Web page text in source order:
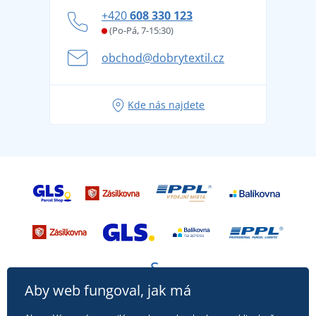
Věrnostní program BONTIS +
Letní dobrodružství začíná balením aneb připravte
se na dovolenou bez starostí
Tipy na svěží outfity pro pohodové léto
+420608 330 123
(Po-Pá, 7-15:30)
obchod@dobrytextil.cz
Kde nás najdete
Aby web fungoval, jak má